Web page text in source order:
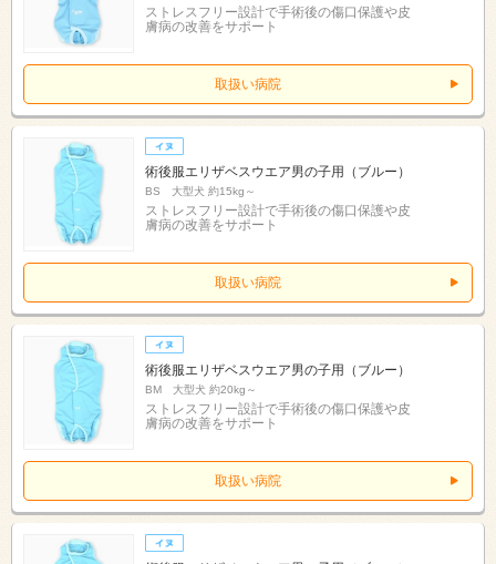
ストレスフリー設計で手術後の傷口保護や皮
膚病の改善をサポート
取扱い病院
術後服エリザベスウエア男の子用（ブルー）
BS 大型犬 約15kg～
ストレスフリー設計で手術後の傷口保護や皮
膚病の改善をサポート
取扱い病院
術後服エリザベスウエア男の子用（ブルー）
BM 大型犬 約20kg～
ストレスフリー設計で手術後の傷口保護や皮
膚病の改善をサポート
取扱い病院